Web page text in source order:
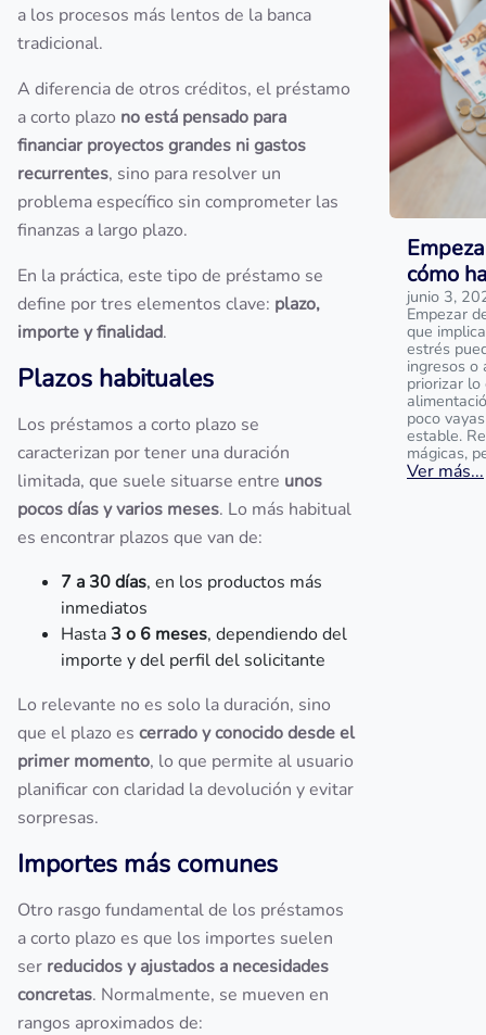
a los procesos más lentos de la banca
tradicional.
A diferencia de otros créditos, el préstamo
a corto plazo no está pensado para
financiar proyectos grandes ni gastos
recurrentes, sino para resolver un
problema específico sin comprometer las
finanzas a largo plazo.
En la práctica, este tipo de préstamo se
define por tres elementos clave: plazo,
importe y finalidad.
Plazos habituales
Los préstamos a corto plazo se
caracterizan por tener una duración
limitada, que suele situarse entre unos
pocos días y varios meses. Lo más habitual
es encontrar plazos que van de:
7 a 30 días, en los productos más
inmediatos
Hasta 3 o 6 meses, dependiendo del
importe y del perfil del solicitante
Lo relevante no es solo la duración, sino
que el plazo es cerrado y conocido desde el
primer momento, lo que permite al usuario
planificar con claridad la devolución y evitar
sorpresas.
Importes más comunes
Otro rasgo fundamental de los préstamos
a corto plazo es que los importes suelen
ser reducidos y ajustados a necesidades
concretas. Normalmente, se mueven en
rangos aproximados de:
cómo
junio 3,
Empezar
que
estrés
ingresos o
priorizar lo
poco
estable.
mágicas,
Ver más...